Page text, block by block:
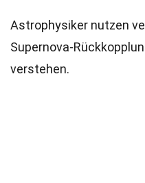
Astrophysiker nutzen
Supernova-
verstehen.